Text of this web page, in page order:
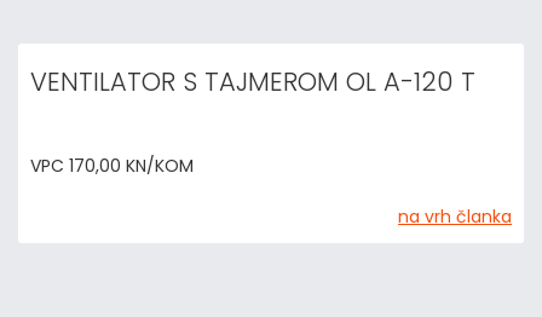
VENTILATOR S TAJMEROM OL A-120 T
VPC 170,00 KN/KOM
na vrh članka